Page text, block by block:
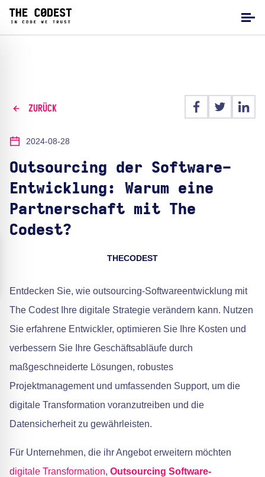
ZURÜCK
2024-08-28
Outsourcing der Software-
Entwicklung: Warum eine
Partnerschaft mit The
Codest?
THECODEST
Entdecken Sie, wie outsourcing-Softwareentwicklung mit
The Codest Ihre digitale Strategie verändern kann. Nutzen
Sie erfahrene Entwickler, optimieren Sie Ihre Kosten und
verbessern Sie Ihre Geschäftsabläufe durch
maßgeschneiderte Lösungen, robustes
Projektmanagement und umfassenden Support, um die
digitale Transformation voranzutreiben und die
Datensicherheit zu gewährleisten.
Für Unternehmen, die ihr Angebot erweitern möchten
digitale Transformation, Outsourcing Software-